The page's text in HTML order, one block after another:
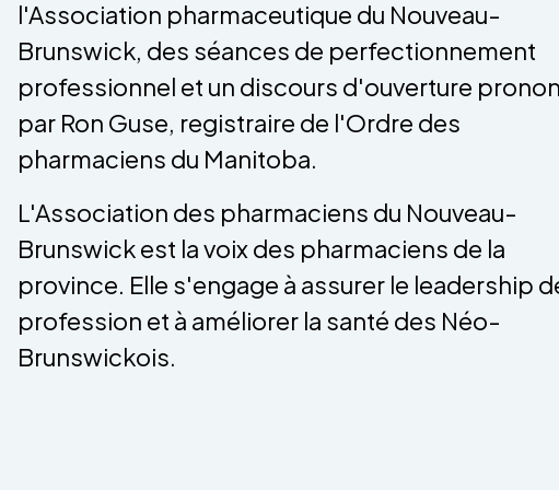
l'Association pharmaceutique du Nouveau-
Brunswick, des séances de perfectionnement
professionnel et un discours d'ouverture
par Ron Guse, registraire de l'Ordre des
pharmaciens du Manitoba.
L'Association des pharmaciens du Nouveau-
Brunswick est la voix des pharmaciens de la
province. Elle s'engage à assurer le leadership
profession et à améliorer la santé des Néo-
Brunswickois.